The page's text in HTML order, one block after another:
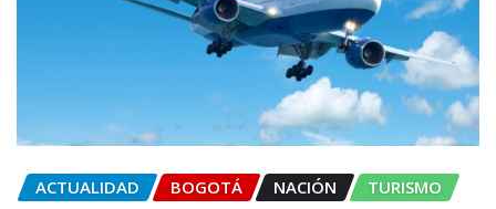
ACTUALIDAD BOGOTÁ NACIÓN TURISMO